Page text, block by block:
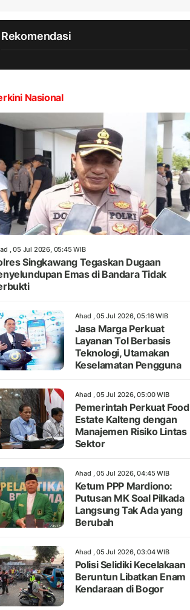
Rekomendasi
Nasional
, 05 Jul 2026, 05:45 WIB
Singkawang Tegaskan Dugaan
Emas di Bandara Tidak
Ahad , 05 Jul 2026, 05:16 WIB
Jasa Marga Perkuat
Layanan Tol Berbasis
Teknologi, Utamakan
Keselamatan Pengguna
Ahad , 05 Jul 2026, 05:00 WIB
Pemerintah Perkuat Food
Estate Kalteng dengan
Manajemen Risiko Lintas
Sektor
Ahad , 05 Jul 2026, 04:45 WIB
Ketum PPP Mardiono:
Putusan MK Soal Pilkada
Langsung Tak Ada yang
Berubah
Ahad , 05 Jul 2026, 03:04 WIB
Polisi Selidiki Kecelakaan
Beruntun Libatkan Enam
Kendaraan di Bogor